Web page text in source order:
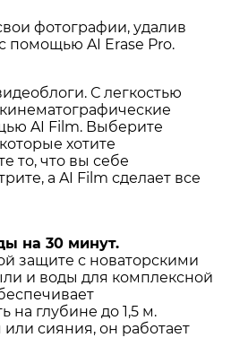
фотографии, удалив
помощью AI Erase Pro.
С легкостью
AI Film. Выберите
хотите
то, что вы себе
а AI Film сделает все
на 30 минут.
защите с новаторскими
и воды для комплексной
на глубине до 1,5 м.
сияния, он работает